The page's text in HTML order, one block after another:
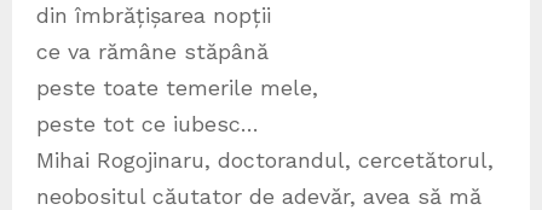
din îmbrățișarea nopții
ce va rămâne stăpână
peste toate temerile mele,
peste tot ce iubesc…
Mihai Rogojinaru, doctorandul, cercetătorul,
neobositul căutator de adevăr, avea să mă